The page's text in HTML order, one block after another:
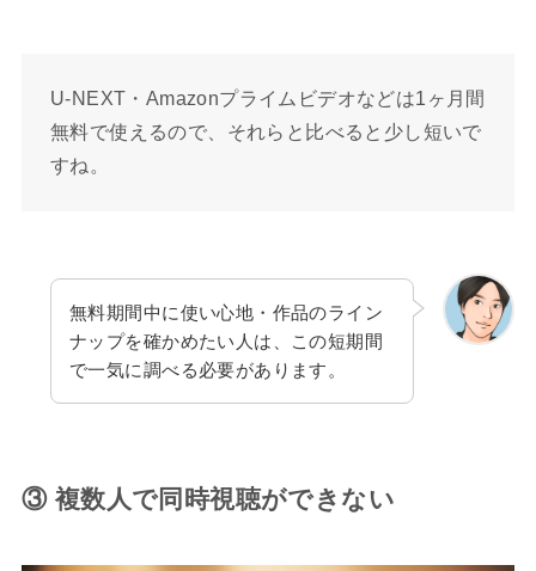
U-NEXT・Amazonプライムビデオなどは1ヶ月間
無料で使えるので、それらと比べると少し短いで
すね。
無料期間中に使い心地・作品のライン
ナップを確かめたい人は、この短期間
で一気に調べる必要があります。
③ 複数人で同時視聴ができない